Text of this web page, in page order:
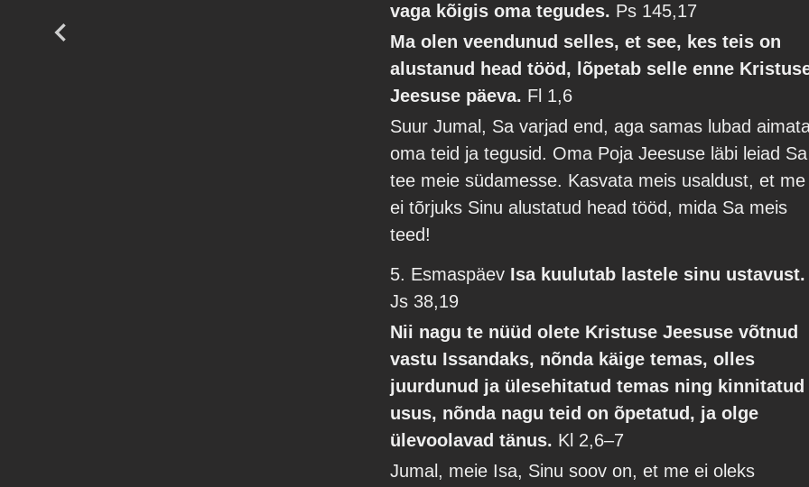
vaga kõigis oma tegudes. Ps 145,17
Ma olen veendunud selles, et see, kes teis on
alustanud head tööd, lõpetab selle enne
Jeesuse päeva. Fl 1,6
Suur Jumal, Sa varjad end, aga samas lubad
oma teid ja tegusid. Oma Poja Jeesuse läbi leiad Sa
tee meie südamesse. Kasvata meis usaldust, et me
ei tõrjuks Sinu alustatud head tööd, mida Sa meis
teed!
5. Esmaspäev Isa kuulutab lastele sinu ustavust.
Js 38,19
Nii nagu te nüüd olete Kristuse Jeesuse võtnud
vastu Issandaks, nõnda käige temas, olles
juurdunud ja ülesehitatud temas ning kinnitatud
usus, nõnda nagu teid on õpetatud, ja olge
ülevoolavad tänus. Kl 2,6–7
Jumal, meie Isa, Sinu soov on, et me ei oleks